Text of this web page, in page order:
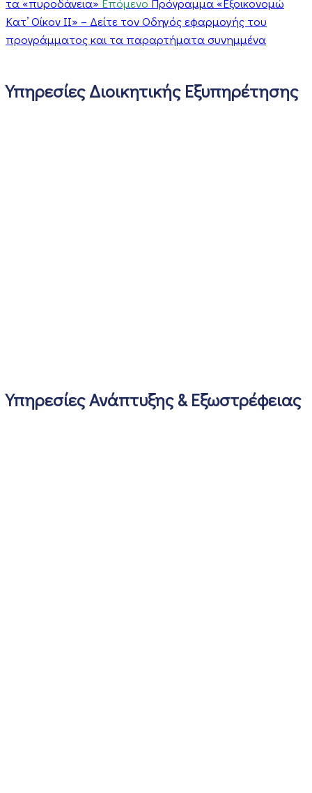
Κατ’ Οίκον ΙΙ» – Δείτε τον Οδηγός εφαρμογής του
προγράμματος και τα παραρτήματα συνημμένα
Υπηρεσίες Διοικητικής Εξυπηρέτησης
Υπηρεσίες Ανάπτυξης & Εξωστρέφειας